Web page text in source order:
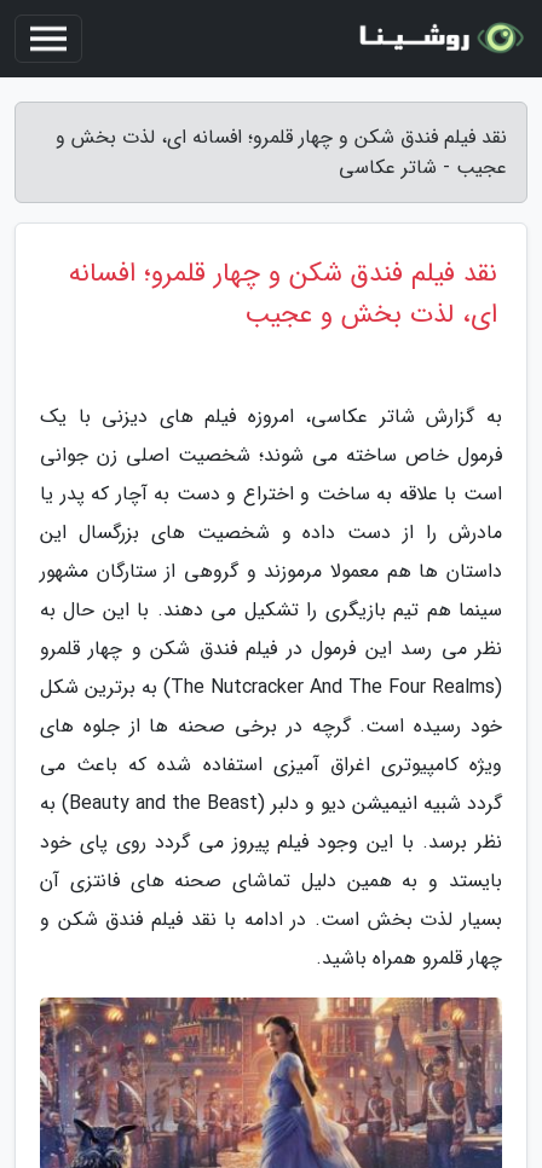
نقد فیلم فندق شکن و چهار قلمرو؛ افسانه ای، لذت بخش و
عجیب - شاتر عکاسی
نقد فیلم فندق شکن و چهار قلمرو؛ افسانه
ای، لذت بخش و عجیب
به گزارش شاتر عکاسی، امروزه فیلم های دیزنی با یک
فرمول خاص ساخته می شوند؛ شخصیت اصلی زن جوانی
است با علاقه به ساخت و اختراع و دست به آچار که پدر یا
مادرش را از دست داده و شخصیت های بزرگسال این
داستان ها هم معمولا مرموزند و گروهی از ستارگان مشهور
سینما هم تیم بازیگری را تشکیل می دهند. با این حال به
نظر می رسد این فرمول در فیلم فندق شکن و چهار قلمرو
(The Nutcracker And The Four Realms) به برترین شکل
خود رسیده است. گرچه در برخی صحنه ها از جلوه های
ویژه کامپیوتری اغراق آمیزی استفاده شده که باعث می
گردد شبیه انیمیشن دیو و دلبر (Beauty and the Beast) به
نظر برسد. با این وجود فیلم پیروز می گردد روی پای خود
بایستد و به همین دلیل تماشای صحنه های فانتزی آن
بسیار لذت بخش است. در ادامه با نقد فیلم فندق شکن و
چهار قلمرو همراه باشید.